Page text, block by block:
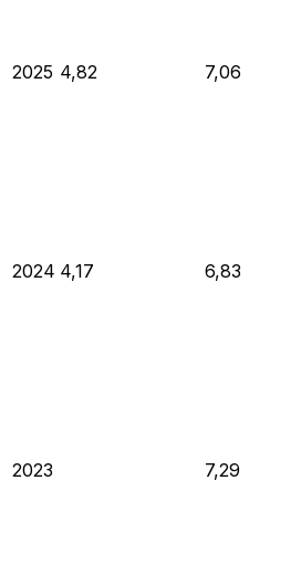
2025 4,82 7,06
2024 4,17 6,83
2023 7,29